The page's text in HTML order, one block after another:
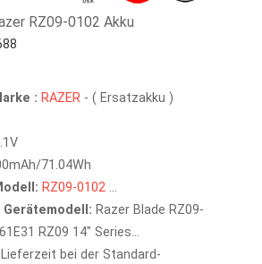
RZ09-0102 Akku
: RAZER - ( Ersatzakku )
71.04Wh
RZ09-0102 ...
Gerätemodell: Razer Blade RZ09-
RZ09 14" Series...
Lieferzeit bei der Standard-